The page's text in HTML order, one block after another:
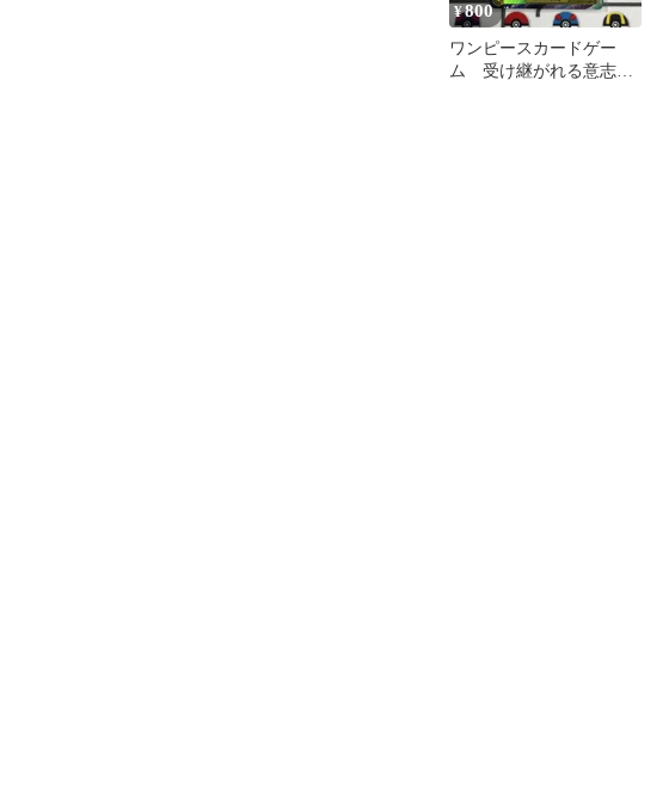
¥800
ワンピースカードゲー
ム 受け継がれる意志